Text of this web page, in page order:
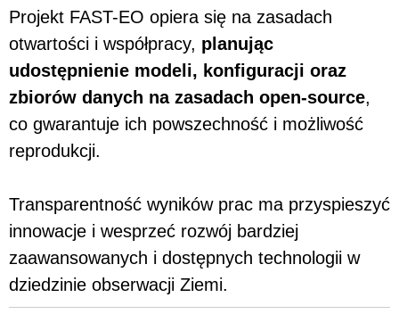
Projekt FAST-EO opiera się na zasadach
otwartości i współpracy, planując
udostępnienie modeli, konfiguracji oraz
zbiorów danych na zasadach open-source,
co gwarantuje ich powszechność i możliwość
reprodukcji.
Transparentność wyników prac ma przyspieszyć
innowacje i wesprzeć rozwój bardziej
zaawansowanych i dostępnych technologii w
dziedzinie obserwacji Ziemi.